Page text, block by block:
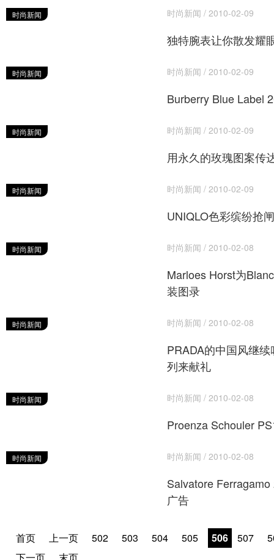
时尚新闻 时尚新闻 / 2010-02-09
独特腕表让你散发耀
时尚新闻 时尚新闻 / 2010-02-09
Burberry Blue Label
时尚新闻 时尚新闻 / 2010-02-09
用永久的玫瑰图案传
时尚新闻 时尚新闻 / 2010-02-09
UNIQLO色彩缤纷抢
时尚新闻 时尚新闻 / 2010-02-08
Marloes Horst为
装图录
时尚新闻 时尚新闻 / 2010-02-08
PRADA的中国风继
列来献礼
时尚新闻 时尚新闻 / 2010-02-08
Proenza Schouler
时尚新闻 时尚新闻 / 2010-02-08
Salvatore
广告
首页 上一页 502 503 504 505 506 507